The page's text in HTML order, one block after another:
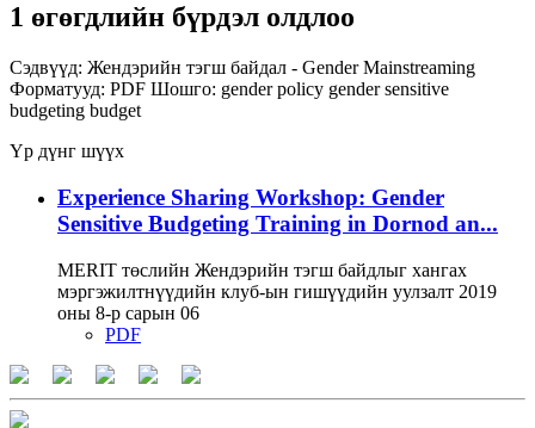
1 өгөгдлийн бүрдэл олдлоо
Сэдвүүд: Жендэрийн тэгш байдал - Gender Mainstreaming
Форматууд: PDF Шошго: gender policy gender sensitive
budgeting budget
Үр дүнг шүүх
Experience Sharing Workshop: Gender
Sensitive Budgeting Training in Dornod an...
MERIT төслийн Жендэрийн тэгш байдлыг хангах
мэргэжилтнүүдийн клуб-ын гишүүдийн уулзалт 2019
оны 8-р сарын 06
PDF